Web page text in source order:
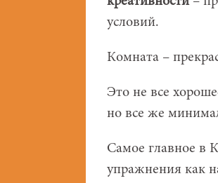
условий.
Комната –
Это не все
но все же
Самое главное в
упражнения как